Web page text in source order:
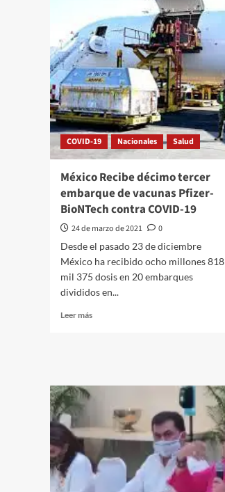
en
Educación
Indígena
COVID-19 Nacionales Salud
México Recibe décimo tercer
embarque de vacunas Pfizer-
BioNTech contra COVID-19
24 de marzo de 2021
0
Desde el pasado 23 de diciembre
México ha recibido ocho millones 818
mil 375 dosis en 20 embarques
divididos en...
Leer másLeer
vacunas
Pfizer-
BioNTech
contra
COVID-